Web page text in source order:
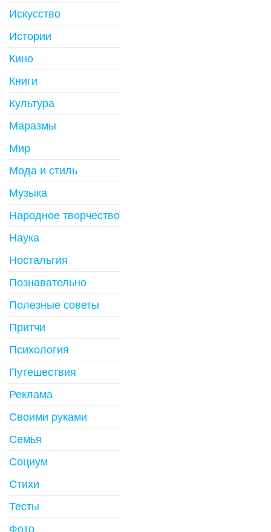
Искусство
Истории
Кино
Книги
Культура
Маразмы
Мир
Мода и стиль
Музыка
Народное творчество
Наука
Ностальгия
Познавательно
Полезные советы
Притчи
Психология
Путешествия
Реклама
Своими руками
Семья
Социум
Стихи
Тесты
Фото